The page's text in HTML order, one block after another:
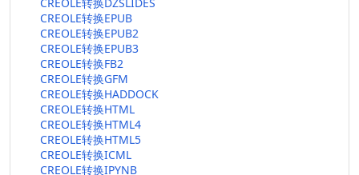
CREOLE转换EPUB
CREOLE转换EPUB2
CREOLE转换EPUB3
CREOLE转换FB2
CREOLE转换GFM
CREOLE转换HADDOCK
CREOLE转换HTML
CREOLE转换HTML4
CREOLE转换HTML5
CREOLE转换ICML
CREOLE转换IPYNB